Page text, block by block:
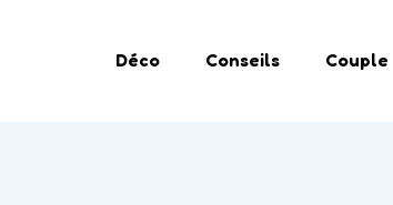
Déco Conseils Couple